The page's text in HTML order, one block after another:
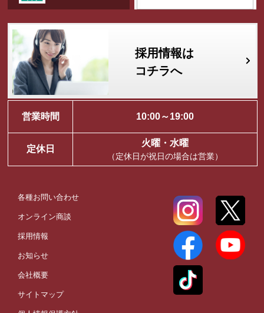
採用情報は
コチラへ
営業時間 10:00～19:00
定休日
火曜・水曜
（定休日が祝日の場合は営業）
各種お問い合わせ
オンライン商談
採用情報
お知らせ
会社概要
サイトマップ